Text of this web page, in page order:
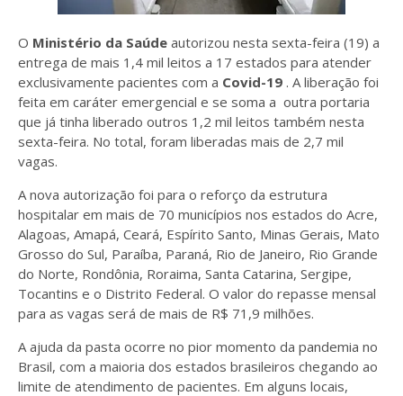
O Ministério da Saúde autorizou nesta sexta-feira (19) a
entrega de mais 1,4 mil leitos a 17 estados para atender
exclusivamente pacientes com a Covid-19 . A liberação foi
feita em caráter emergencial e se soma a outra portaria
que já tinha liberado outros 1,2 mil leitos também nesta
sexta-feira. No total, foram liberadas mais de 2,7 mil
vagas.
A nova autorização foi para o reforço da estrutura
hospitalar em mais de 70 municípios nos estados do Acre,
Alagoas, Amapá, Ceará, Espírito Santo, Minas Gerais, Mato
Grosso do Sul, Paraíba, Paraná, Rio de Janeiro, Rio Grande
do Norte, Rondônia, Roraima, Santa Catarina, Sergipe,
Tocantins e o Distrito Federal. O valor do repasse mensal
para as vagas será de mais de R$ 71,9 milhões.
A ajuda da pasta ocorre no pior momento da pandemia no
Brasil, com a maioria dos estados brasileiros chegando ao
limite de atendimento de pacientes. Em alguns locais,